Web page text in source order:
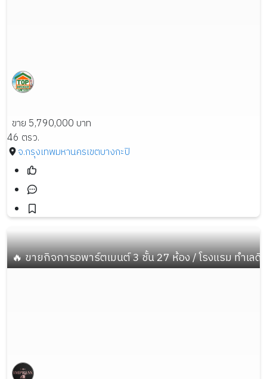
ขาย 5,790,000 บาท
46 ตรว.
จ.กรุงเทพมหานครเขตบางกะปิ
🔥 ขายกิจการอพาร์ตเมนต์ 3 ชั้น 27 ห้อง / โรงแรม ทำเลดี